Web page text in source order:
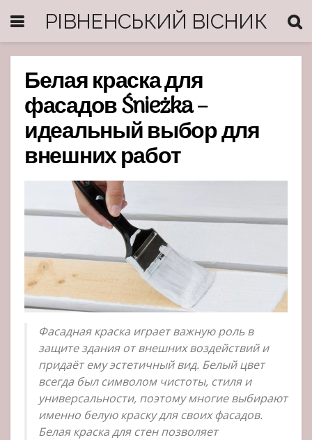
РІВНЕНСЬКИЙ ВІСНИК
Белая краска для
фасадов Śnieżka –
идеальный выбор для
внешних работ
Фасадная краска играет важную роль в
защите здания от внешних воздействий и
придаёт ему эстетичный вид. Белый цвет
всегда был символом чистоты, стиля и
универсальности, поэтому многие выбирают
именно белую краску для своих фасадов.
Белая краска для стен позволяет